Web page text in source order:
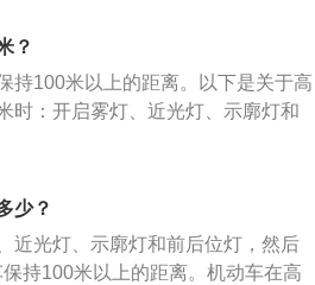
不得超过每小时40公里，并与同车
米时，开启雾灯、近光灯、前后示
20公里，尽快从最近的出口驶离高
布限速、保距等提示信息。
？
持100米以上的距离。以下是关于高
时：开启雾灯、近光灯、示廓灯和
车道前车保持100米以上的距离。
车保持50米以上的距离。能见度小
位灯和危险报警闪光灯，车速不得
高速公路。
少？
近光灯、示廓灯和前后位灯，然后
持100米以上的距离。机动车在高